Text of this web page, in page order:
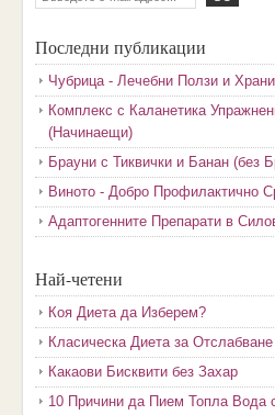
Последни публикации
Чубрица - Лечебни Ползи и
Комплекс с Каланетика
(Начинаещи)
Брауни с Тиквички и Банан (без
Виното - Добро Профилактично
Адаптогенните Препарати в
Най-четени
Коя Диета да Изберем?
Класическа Диета за Отслабване
Какаови Бисквити без Захар
10 Причини да Пием Топла Вода